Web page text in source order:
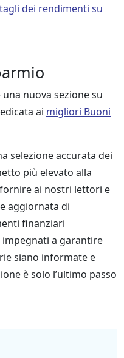
dei rendimenti su
nuova sezione su
ai migliori Buoni
selezione accurata dei
più elevato alla
ai nostri lettori e
aggiornata di
finanziari
a garantire
siano informate e
è solo l’ultimo passo